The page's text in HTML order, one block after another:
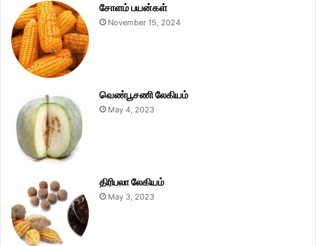
சோளம் பயன்கள்
November 15, 2024
வெண்பூசணி லேகியம்
May 4, 2023
திரிபலா லேகியம்
May 3, 2023